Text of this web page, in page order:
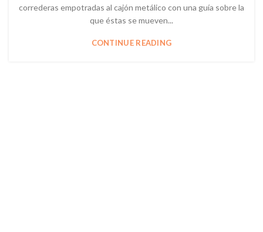
correderas empotradas al cajón metálico con una guía sobre la
que éstas se mueven...
CONTINUE READING